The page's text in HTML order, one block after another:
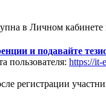
в Личном кабинете
и подавайте
пользователя: https://it-
регистрации